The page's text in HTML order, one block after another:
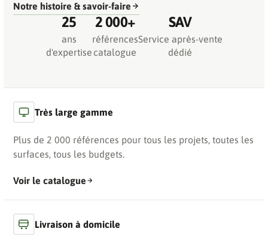
Notre histoire & savoir-faire
25
ans
d'expertise
2 000+
références
catalogue
SAV
Service après-vente
dédié
Très large gamme
Plus de 2 000 références pour tous les projets, toutes les
surfaces, tous les budgets.
Voir le catalogue
Livraison à domicile